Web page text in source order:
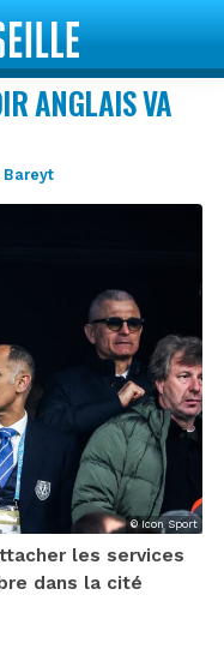
ANGLAIS VA
Bareyt
© Icon Sport
les services
dans la cité